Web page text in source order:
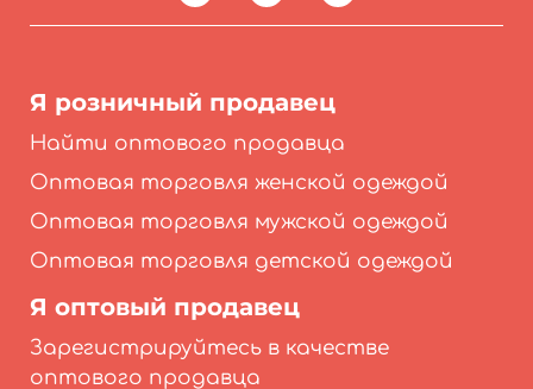
Я розничный продавец
Найти оптового продавца
Оптовая торговля женской одеждой
Оптовая торговля мужской одеждой
Оптовая торговля детской одеждой
Я оптовый продавец
Зарегистрируйтесь в качестве
оптового продавца